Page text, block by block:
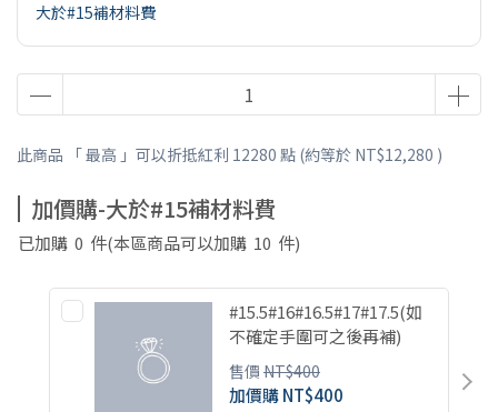
大於#15補材料費
此商品 「 最高 」可以折抵紅利 12280 點 (約等於 NT$12,280 )
加價購-大於#15補材料費
已加購 0 件(本區商品可以加購 10 件)
#15.5#16#16.5#17#17.5(如
不確定手圍可之後再補)
售價 NT$400
加價購NT$400